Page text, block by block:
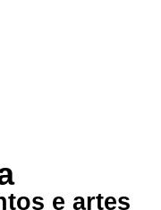
e artes